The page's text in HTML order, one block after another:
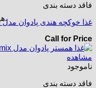
هیچ محصولی در سبد خرید نیست.
فاقد دسته بندی
غذا خوکچه هندی پادوان مدل Grandmix
Call for Price
مشاهده
ناموجود
فاقد دسته بندی